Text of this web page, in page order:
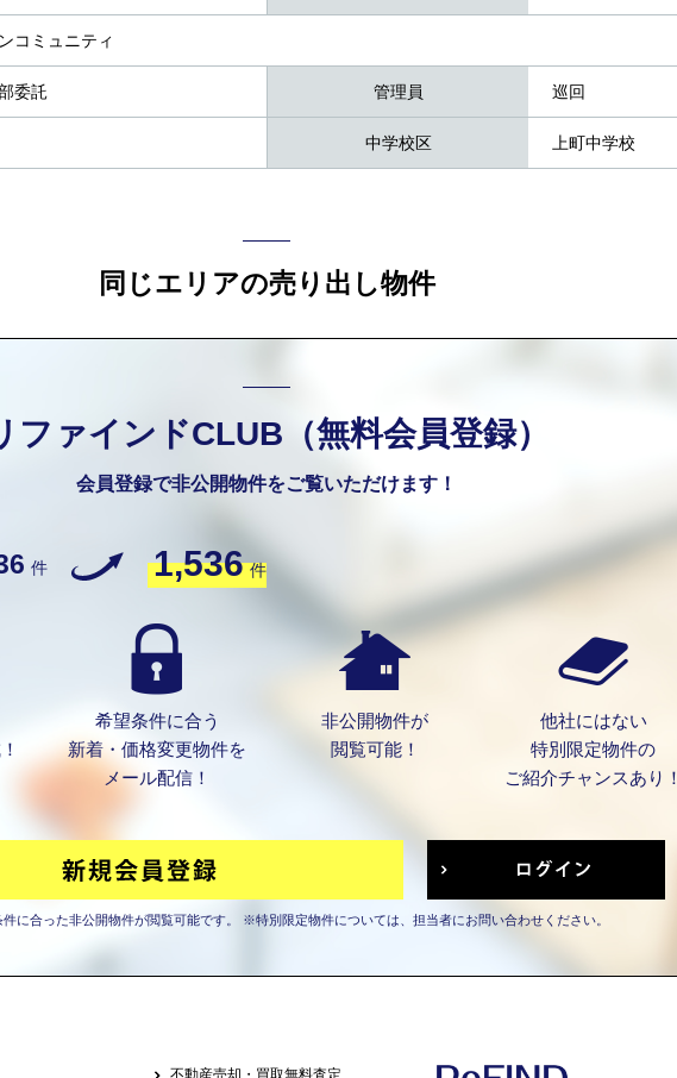
コミュニティ
委託 管理員 巡回
中学校区 上町中学校
同じエリアの売り出し物件
ファインドCLUB（無料会員登録）
会員登録で非公開物件をご覧いただけます！
件 1,536 件
希望条件に合う
新着・価格変更物件を
メール配信！
非公開物件が
閲覧可能！
他社にはない
特別限定物件の
ご紹介チャンスあり！
に合った非公開物件が閲覧可能です。 ※特別限定物件については、担当者にお問い合わせください。
不動産売却・買取無料査定